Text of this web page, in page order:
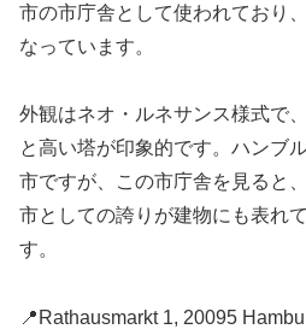
市の市庁舎として使われており
なっています。
外観はネオ・ルネサンス様式で
と高い塔が印象的です。ハンブ
市ですが、この市庁舎を見ると
市としての誇りが建物にも表れ
す。
📍Rathausmarkt 1, 20095